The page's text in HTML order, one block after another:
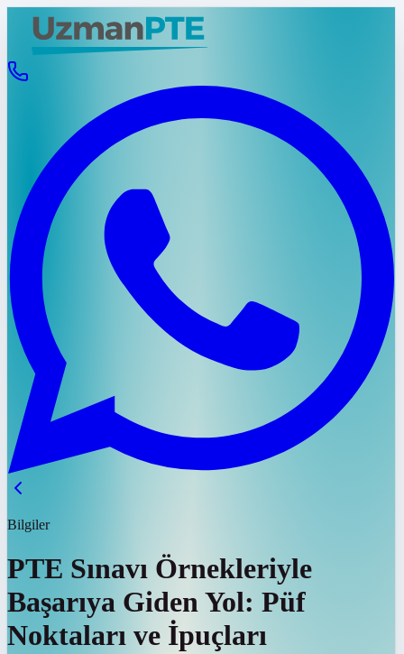
Bilgiler
PTE Sınavı Örnekleriyle
Başarıya Giden Yol: Püf
Noktaları ve İpuçları